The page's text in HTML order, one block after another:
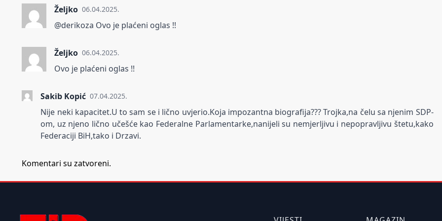
Željko 06.04.2025.
@derikoza Ovo je plaćeni oglas !!
Željko 06.04.2025.
Ovo je plaćeni oglas !!
Sakib Kopić 07.04.2025.
Nije neki kapacitet.U to sam se i lično uvjerio.Koja impozantna biografija??? Trojka,na čelu sa njenim SDP-
om, uz njeno lično učešće kao Federalne Parlamentarke,nanijeli su nemjerljivu i nepopravljivu štetu,kako
Federaciji BiH,tako i Drzavi.
Komentari su zatvoreni.